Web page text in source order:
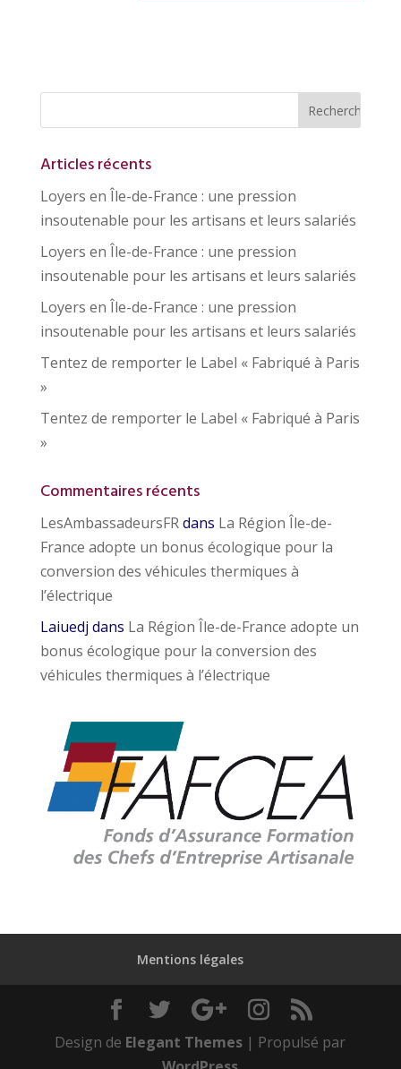
Articles récents
Loyers en Île-de-France : une pression
insoutenable pour les artisans et leurs salariés
Loyers en Île-de-France : une pression
insoutenable pour les artisans et leurs salariés
Loyers en Île-de-France : une pression
insoutenable pour les artisans et leurs salariés
Tentez de remporter le Label « Fabriqué à Paris
»
Tentez de remporter le Label « Fabriqué à Paris
»
Commentaires récents
LesAmbassadeursFRdans La Région Île-de-
France adopte un bonus écologique pour la
conversion des véhicules thermiques à
l’électrique
Laiuedj dans La Région Île-de-France adopte un
bonus écologique pour la conversion des
véhicules thermiques à l’électrique
Mentions légales
Design de Elegant Themes | Propulsé par